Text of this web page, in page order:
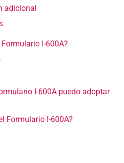
adicional
I-600A?
I-600A puedo adoptar
Formulario I-600A?